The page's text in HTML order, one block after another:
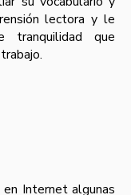
lectora y le
tranquilidad que
en Internet algunas